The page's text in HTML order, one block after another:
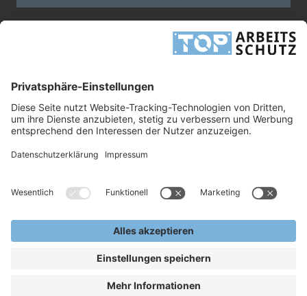
Dieses Formular ist durch reCAPTCHA geschützt - es gelten dieGoogle-
-Geschäftsbedingungen.
UNTERNEHMEN
RECHTLICHES
TOP ARBEITSSCHUTZ GMBH
24568 Kaltenkirchen
Fax +49 41 91/72 26 18-99
www.top-arbeitsschutz.de
Copyright © 2026, TOP Arbeitsschutz GmbH.